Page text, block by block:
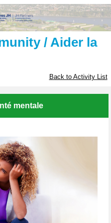
/ Aider la
Back to Activity List
mentale